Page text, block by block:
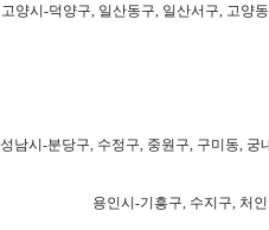
고양시-덕양구, 일산동구, 일산서구, 고양
성남시-분당구, 수정구, 중원구, 구미동, 궁
용인시-기흥구, 수지구, 처